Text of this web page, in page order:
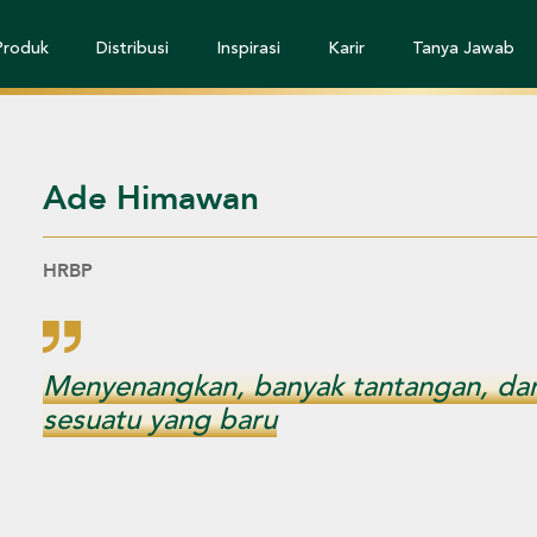
Distribusi Inspirasi Karir Tanya Jawab
Ade Himawan
HRBP
Menyenangkan, banyak tantangan,
sesuatu yang baru